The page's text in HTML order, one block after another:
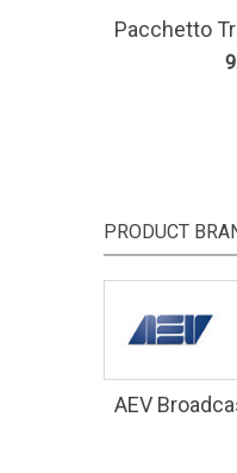
View More
Pacchetto
2 Antenna
PRODUCT
AEV